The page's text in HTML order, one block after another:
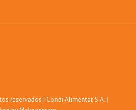
reservados | Condi Alimentar, S.A. |